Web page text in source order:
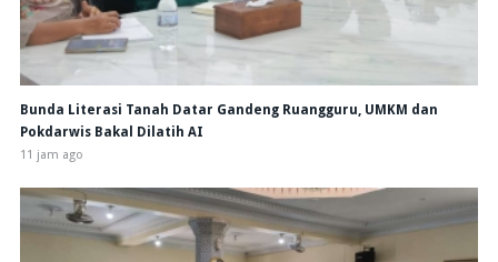
Bunda Literasi Tanah Datar Gandeng Ruangguru, UMKM dan
Pokdarwis Bakal Dilatih AI
11 jam ago